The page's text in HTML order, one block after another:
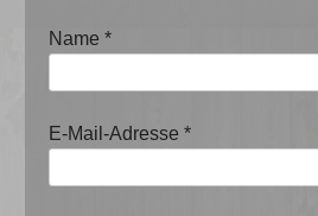
Name*
E-Mail-Adresse*